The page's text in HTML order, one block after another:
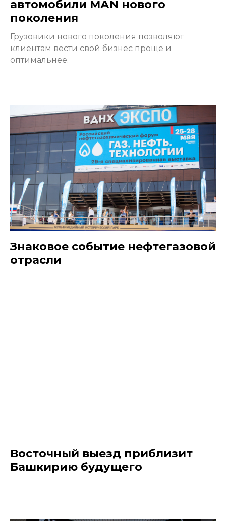
автомобили МАN нового
поколения
Грузовики нового поколения позволяют
клиентам вести свой бизнес проще и
оптимальнее.
Знаковое событие нефтегазовой
отрасли
Восточный выезд приблизит
Башкирию будущего